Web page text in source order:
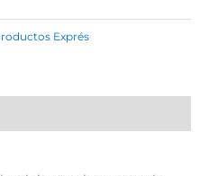
Exprés